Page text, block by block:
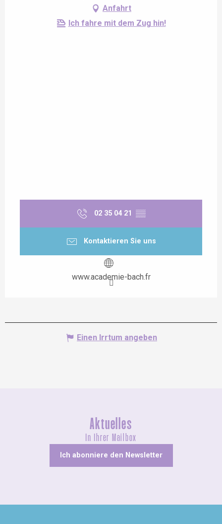
Anfahrt
Ich fahre mit dem Zug hin!
02 35 04 21 ▒▒
Kontaktieren Sie uns
www.academie-bach.fr
Einen Irrtum angeben
Aktuelles
In Ihrer Mailbox
Ich abonniere den Newsletter